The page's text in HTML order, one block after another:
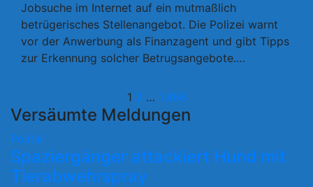
Jobsuche im Internet auf ein mutmaßlich
betrügerisches Stellenangebot. Die Polizei warnt
vor der Anwerbung als Finanzagent und gibt Tipps
zur Erkennung solcher Betrugsangebote.…
der
Beiträge
1 2 … 1.486
Versäumte Meldungen
Politik
Spaziergänger attackiert Hund mit
Tierabwehrspray